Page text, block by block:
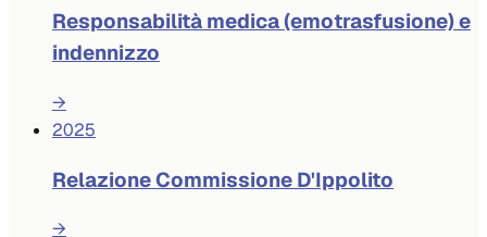
Responsabilità medica (emotrasfusione) e
indennizzo
→
2025
Relazione Commissione D'Ippolito
→